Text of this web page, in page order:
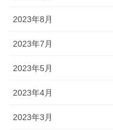
2023年8月
2023年7月
2023年5月
2023年4月
2023年3月